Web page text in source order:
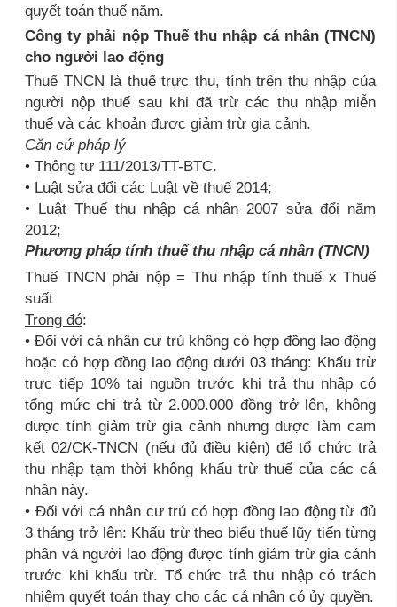
quyết toán thuế năm.
Công ty phải nộp Thuế thu nhập cá nhân (TNCN)
cho người lao động
Thuế TNCN là thuế trực thu, tính trên thu nhập của
người nộp thuế sau khi đã trừ các thu nhập miễn
thuế và các khoản được giảm trừ gia cảnh.
Căn cứ pháp lý
• Thông tư 111/2013/TT-BTC.
• Luật sửa đổi các Luật về thuế 2014;
• Luật Thuế thu nhập cá nhân 2007 sửa đổi năm
2012;
Phương pháp tính thuế thu nhập cá nhân (TNCN)
Thuế TNCN phải nộp = Thu nhập tính thuế x Thuế
suất
Trong đó:
• Đối với cá nhân cư trú không có hợp đồng lao động
hoặc có hợp đồng lao động dưới 03 tháng: Khấu trừ
trực tiếp 10% tại nguồn trước khi trả thu nhập có
tổng mức chi trả từ 2.000.000 đồng trở lên, không
được tính giảm trừ gia cảnh nhưng được làm cam
kết 02/CK-TNCN (nếu đủ điều kiện) để tổ chức trả
thu nhập tạm thời không khấu trừ thuế của các cá
nhân này.
• Đối với cá nhân cư trú có hợp đồng lao động từ đủ
3 tháng trở lên: Khấu trừ theo biểu thuế lũy tiến từng
phần và người lao động được tính giảm trừ gia cảnh
trước khi khấu trừ. Tổ chức trả thu nhập có trách
nhiệm quyết toán thay cho các cá nhân có ủy quyền.